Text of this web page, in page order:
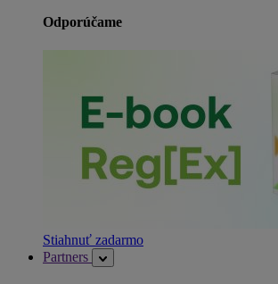
Odporúčame
Stiahnuť zadarmo
Partners